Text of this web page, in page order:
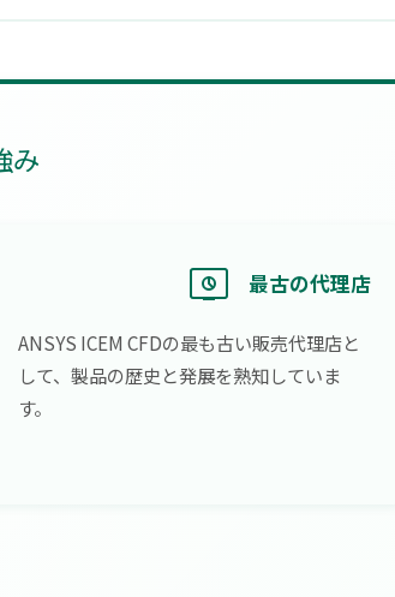
み
最古の代理店
ANSYS ICEM CFDの最も古い販売代理店と
して、製品の歴史と発展を熟知していま
す。